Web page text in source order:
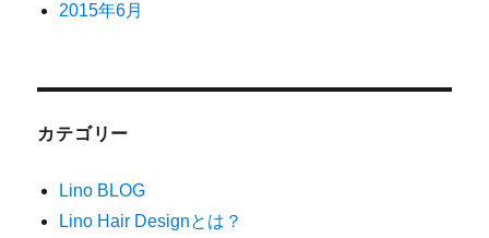
2015年6月
カテゴリー
Lino BLOG
Lino Hair Designとは？